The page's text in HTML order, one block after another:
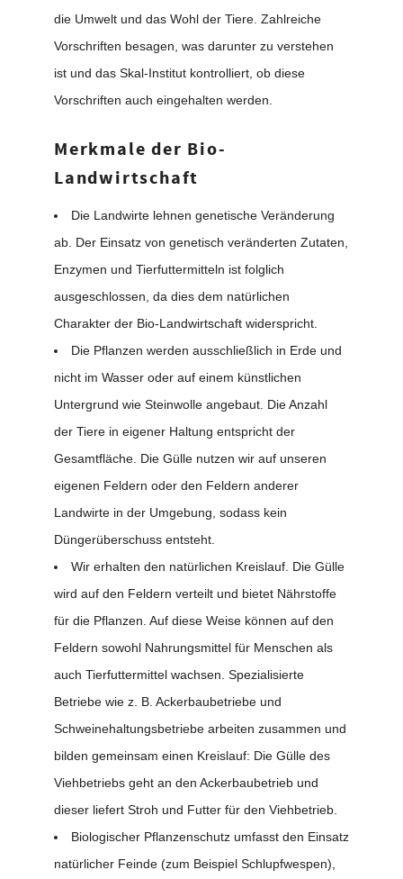
die Umwelt und das Wohl der Tiere. Zahlreiche
Vorschriften besagen, was darunter zu verstehen
ist und das Skal-Institut kontrolliert, ob diese
Vorschriften auch eingehalten werden.
Merkmale der Bio-
Landwirtschaft
Die Landwirte lehnen genetische Veränderung
ab. Der Einsatz von genetisch veränderten Zutaten,
Enzymen und Tierfuttermitteln ist folglich
ausgeschlossen, da dies dem natürlichen
Charakter der Bio-Landwirtschaft widerspricht.
Die Pflanzen werden ausschließlich in Erde und
nicht im Wasser oder auf einem künstlichen
Untergrund wie Steinwolle angebaut. Die Anzahl
der Tiere in eigener Haltung entspricht der
Gesamtfläche. Die Gülle nutzen wir auf unseren
eigenen Feldern oder den Feldern anderer
Landwirte in der Umgebung, sodass kein
Düngerüberschuss entsteht.
Wir erhalten den natürlichen Kreislauf. Die Gülle
wird auf den Feldern verteilt und bietet Nährstoffe
für die Pflanzen. Auf diese Weise können auf den
Feldern sowohl Nahrungsmittel für Menschen als
auch Tierfuttermittel wachsen. Spezialisierte
Betriebe wie z. B. Ackerbaubetriebe und
Schweinehaltungsbetriebe arbeiten zusammen und
bilden gemeinsam einen Kreislauf: Die Gülle des
Viehbetriebs geht an den Ackerbaubetrieb und
dieser liefert Stroh und Futter für den Viehbetrieb.
Biologischer Pflanzenschutz umfasst den Einsatz
natürlicher Feinde (zum Beispiel Schlupfwespen),